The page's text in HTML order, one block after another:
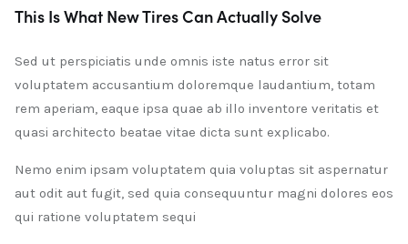
This Is What New Tires Can Actually Solve
Sed ut perspiciatis unde omnis iste natus error sit
voluptatem accusantium doloremque laudantium, totam
rem aperiam, eaque ipsa quae ab illo inventore veritatis et
quasi architecto beatae vitae dicta sunt explicabo.
Nemo enim ipsam voluptatem quia voluptas sit aspernatur
aut odit aut fugit, sed quia consequuntur magni dolores eos
qui ratione voluptatem sequi